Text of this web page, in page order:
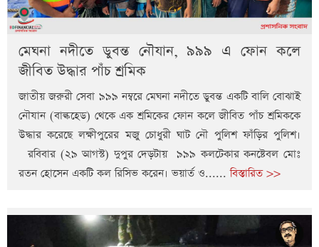
মেঘনা নদীতে ডুবন্ত নৌযান, ৯৯৯ এ ফোন কলে
জীবিত উদ্ধার পাঁচ শ্রমিক
জাতীয় জরুরী সেবা ৯৯৯ নম্বরে মেঘনা নদীতে ডুবন্ত একটি বালি বোঝাই
নৌযান (বাল্কহেড) থেকে এক শ্রমিকের ফোন কলে জীবিত পাঁচ শ্রমিককে
উদ্ধার করেছে লক্ষীপুরের মজু চোধুরী ঘাট নৌ পুলিশ ফাঁড়ির পুলিশ।
রবিবার (২৯ আগস্ট) দুপুর দেড়টায় ৯৯৯ কলটেকার কনষ্টেবল মোঃ
রতন হোসেন একটি কল রিসিভ করেন। ভয়ার্ত ও......বিস্তারিত >>